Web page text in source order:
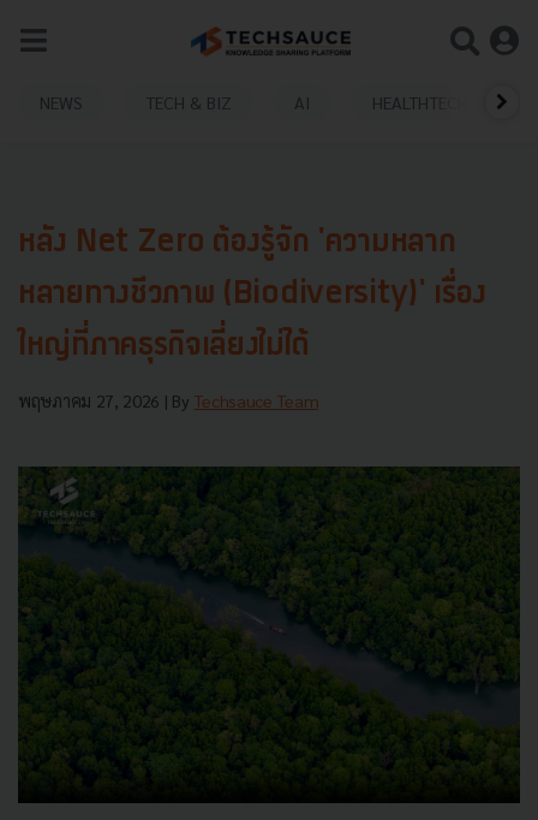
NEWS TECH & BIZ AI HEALTHTECH
หลัง Net Zero ต้องรู้จัก 'ความหลาก
หลายทางชีวภาพ (Biodiversity)' เรื่อง
ใหญ่ที่ภาคธุรกิจเลี่ยงไม่ได้
พฤษภาคม 27, 2026 | By Techsauce Team